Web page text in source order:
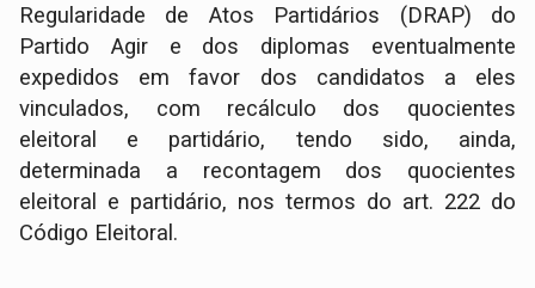
Regularidade de Atos Partidários (DRAP) do
Partido Agir e dos diplomas eventualmente
expedidos em favor dos candidatos a eles
vinculados, com recálculo dos quocientes
eleitoral e partidário, tendo sido, ainda,
determinada a recontagem dos quocientes
eleitoral e partidário, nos termos do art. 222 do
Código Eleitoral.